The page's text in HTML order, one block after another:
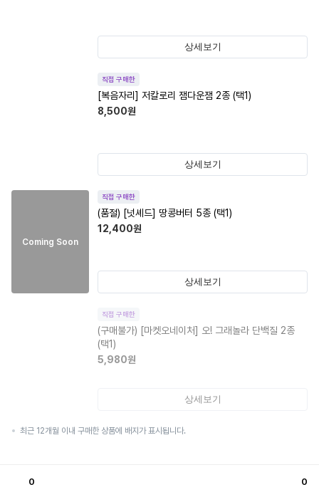
상세보기
직접 구매한
[복음자리] 저칼로리 잼다운잼 2종 (택1)
8,500원
상세보기
Coming Soon
직접 구매한
(품절) [넛셰드] 땅콩버터 5종 (택1)
12,400원
상세보기
직접 구매한
(구매불가) [마켓오네이처] 오! 그래놀라 단백질 2종
(택1)
5,980원
상세보기
최근 12개월 이내 구매한 상품에 배지가 표시됩니다.
0 0